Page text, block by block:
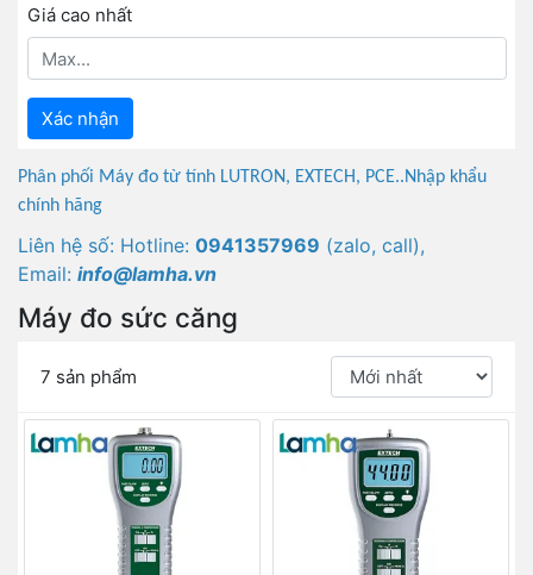
Giá cao nhất
Xác nhận
Phân phối Máy đo từ tính LUTRON, EXTECH, PCE..Nhập khẩu
chính hãng
Liên hệ số: Hotline: 0941357969 (zalo, call),
Email: info@lamha.vn
Máy đo sức căng
7 sản phẩm